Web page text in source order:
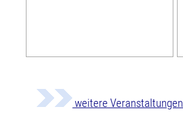
weitere Veranstaltungen